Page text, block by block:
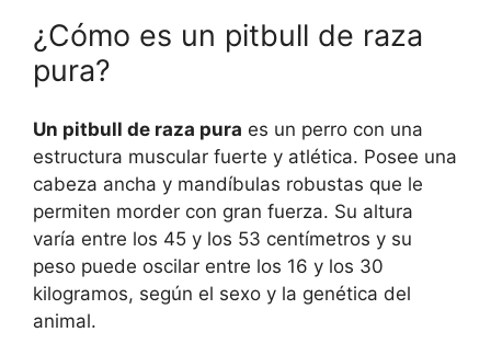
¿Cómo es un pitbull de raza
pura?
Un pitbull de raza pura es un perro con una
estructura muscular fuerte y atlética. Posee una
cabeza ancha y mandíbulas robustas que le
permiten morder con gran fuerza. Su altura
varía entre los 45 y los 53 centímetros y su
peso puede oscilar entre los 16 y los 30
kilogramos, según el sexo y la genética del
animal.